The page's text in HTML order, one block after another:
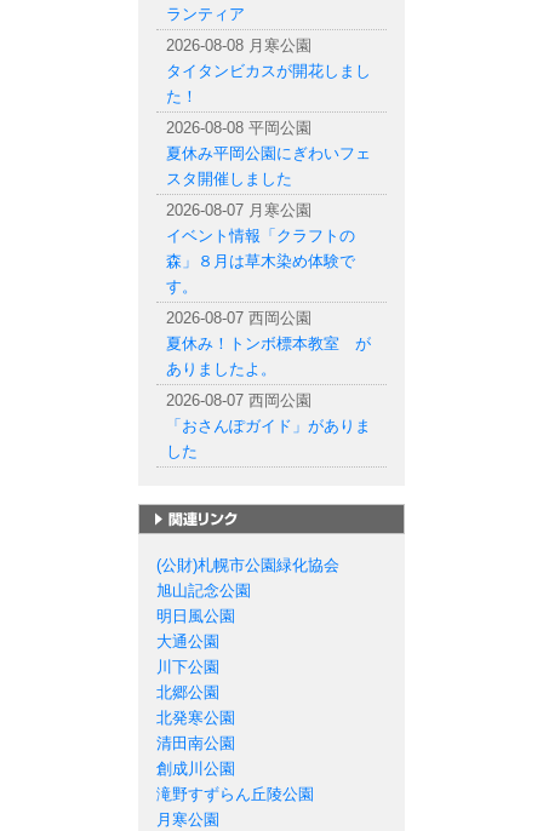
ランティア
2026-08-08 月寒公園
タイタンビカスが開花しまし
た！
2026-08-08 平岡公園
夏休み平岡公園にぎわいフェ
スタ開催しました
2026-08-07 月寒公園
イベント情報「クラフトの
森」８月は草木染め体験で
す。
2026-08-07 西岡公園
夏休み！トンボ標本教室 が
ありましたよ。
2026-08-07 西岡公園
「おさんぽガイド」がありま
した
(公財)札幌市公園緑化協会
旭山記念公園
明日風公園
大通公園
川下公園
北郷公園
北発寒公園
清田南公園
創成川公園
滝野すずらん丘陵公園
月寒公園